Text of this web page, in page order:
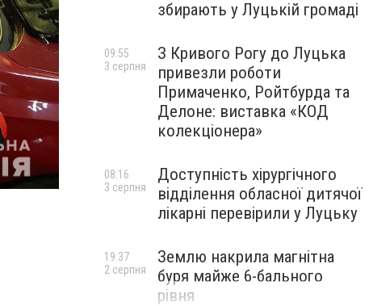
збирають у Луцькій громаді
З Кривого Рогу до Луцька
привезли роботи
Примаченко, Ройтбурда та
Делоне: виставка «КОД
колекціонера»
09:55
3 серпня
Доступність хірургічного
відділення обласної дитячої
лікарні перевірили у Луцьку
08:16
3 серпня
Землю накрила магнітна
буря майже 6-бального
рівня
19:37
2 серпня